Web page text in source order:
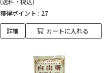
獲得ポイント : 27
詳細 カートに入れる